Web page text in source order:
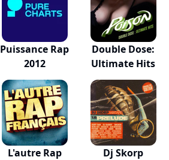
Puissance Rap
2012
Double Dose:
Ultimate Hits
L'autre Rap
Dj Skorp